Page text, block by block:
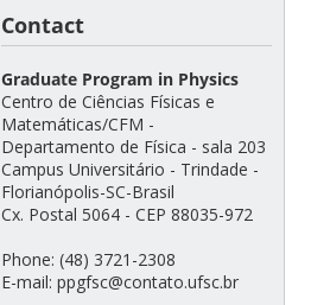
Contact
Graduate Program in Physics
Centro de Ciências Físicas e
Matemáticas/CFM -
Departamento de Física - sala 203
Campus Universitário - Trindade -
Florianópolis-SC-Brasil
Cx. Postal 5064 - CEP 88035-972
Phone: (48) 3721-2308
E-mail: ppgfsc@contato.ufsc.br